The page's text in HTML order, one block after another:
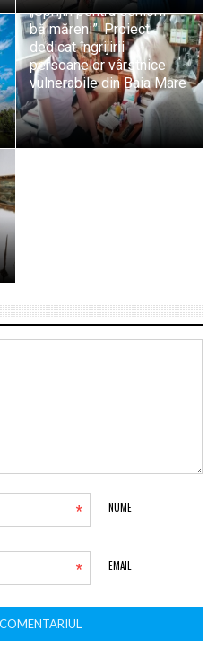
„Sprijin pentru seniorii
băimăreni”: Proiect
dedicat îngrijirii
persoanelor vârstnice
vulnerabile din Baia Mare
NUME
*
EMAIL
*